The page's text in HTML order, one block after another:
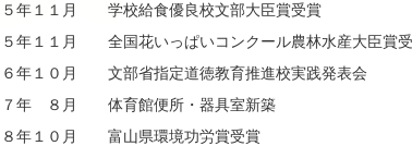
５年１１月 学校給食優良校文部大臣賞受賞
５年１１月 全国花いっぱいコンクール農林水産大臣賞
６年１０月 文部省指定道徳教育推進校実践発表会
７年 ８月 体育館便所・器具室新築
８年１０月 富山県環境功労賞受賞